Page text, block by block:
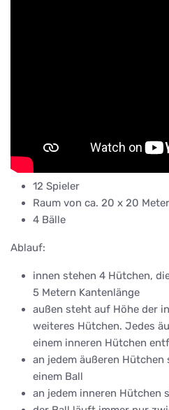
12 Spieler
Raum von ca. 20 x 20
4 Bälle
Ablauf:
innen stehen 4 Hütchen,
5 Metern Kantenlänge
außen steht auf Höhe der
weiteres Hütchen. Jedes
einem inneren Hütchen
an jedem äußeren
einem Ball
an jedem inneren Hütchen